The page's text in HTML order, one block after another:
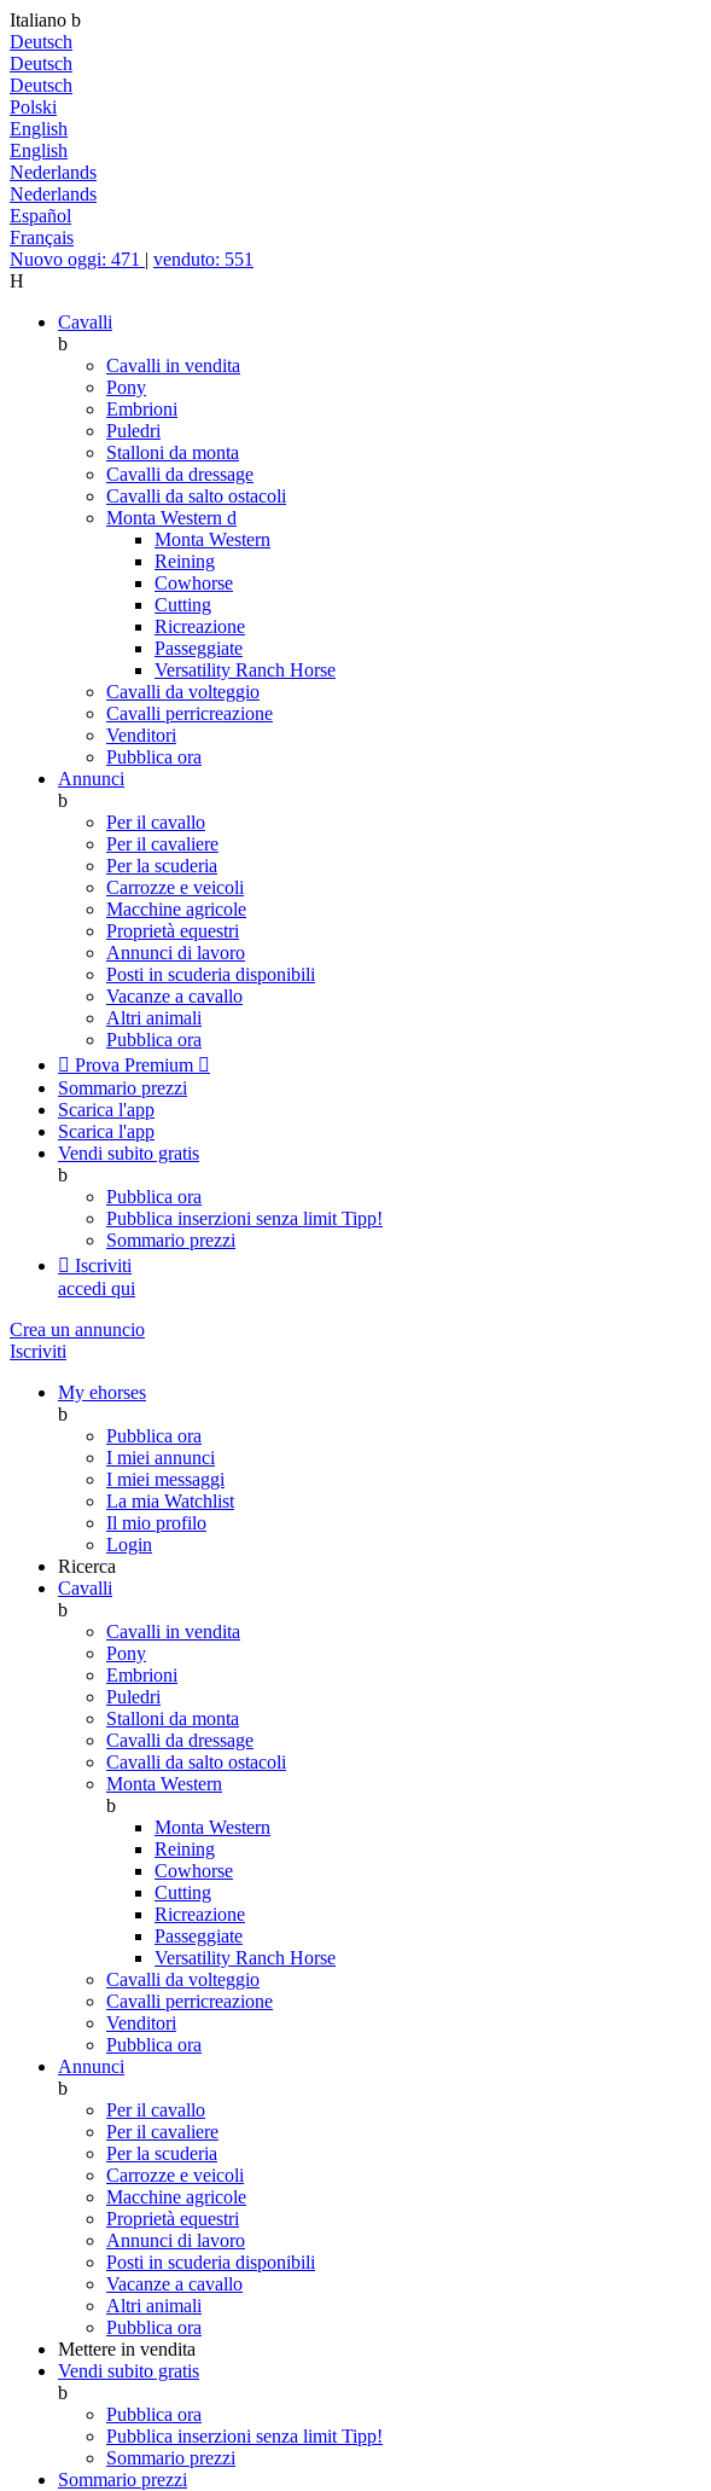
Italiano b
Deutsch
Deutsch
Deutsch
Polski
English
English
Nederlands
Nederlands
Español
Français
Nuovo oggi: 471 | venduto: 551
H
Cavalli
b
Cavalli in vendita
Pony
Embrioni
Puledri
Stalloni da monta
Cavalli da dressage
Cavalli da salto ostacoli
Monta Western d
Monta Western
Reining
Cowhorse
Cutting
Ricreazione
Passeggiate
Versatility Ranch Horse
Cavalli da volteggio
Cavalli perricreazione
Venditori
Pubblica ora
Annunci
b
Per il cavallo
Per il cavaliere
Per la scuderia
Carrozze e veicoli
Macchine agricole
Proprietà equestri
Annunci di lavoro
Posti in scuderia disponibili
Vacanze a cavallo
Altri animali
Pubblica ora
 Prova Premium 
Sommario prezzi
Scarica l'app
Scarica l'app
Vendi subito gratis
b
Pubblica ora
Pubblica inserzioni senza limit Tipp!
Sommario prezzi
 Iscriviti
accedi qui
Crea un annuncio
Iscriviti
My ehorses
b
Pubblica ora
I miei annunci
I miei messaggi
La mia Watchlist
Il mio profilo
Login
Ricerca
Cavalli
b
Cavalli in vendita
Pony
Embrioni
Puledri
Stalloni da monta
Cavalli da dressage
Cavalli da salto ostacoli
Monta Western
b
Monta Western
Reining
Cowhorse
Cutting
Ricreazione
Passeggiate
Versatility Ranch Horse
Cavalli da volteggio
Cavalli perricreazione
Venditori
Pubblica ora
Annunci
b
Per il cavallo
Per il cavaliere
Per la scuderia
Carrozze e veicoli
Macchine agricole
Proprietà equestri
Annunci di lavoro
Posti in scuderia disponibili
Vacanze a cavallo
Altri animali
Pubblica ora
Mettere in vendita
Vendi subito gratis
b
Pubblica ora
Pubblica inserzioni senza limit Tipp!
Sommario prezzi
Sommario prezzi